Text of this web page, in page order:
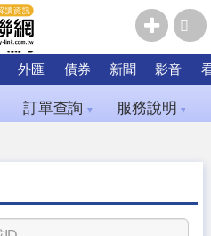
外匯 債券 新聞 影音
訂單查詢 ▼ 服務說明 ▼